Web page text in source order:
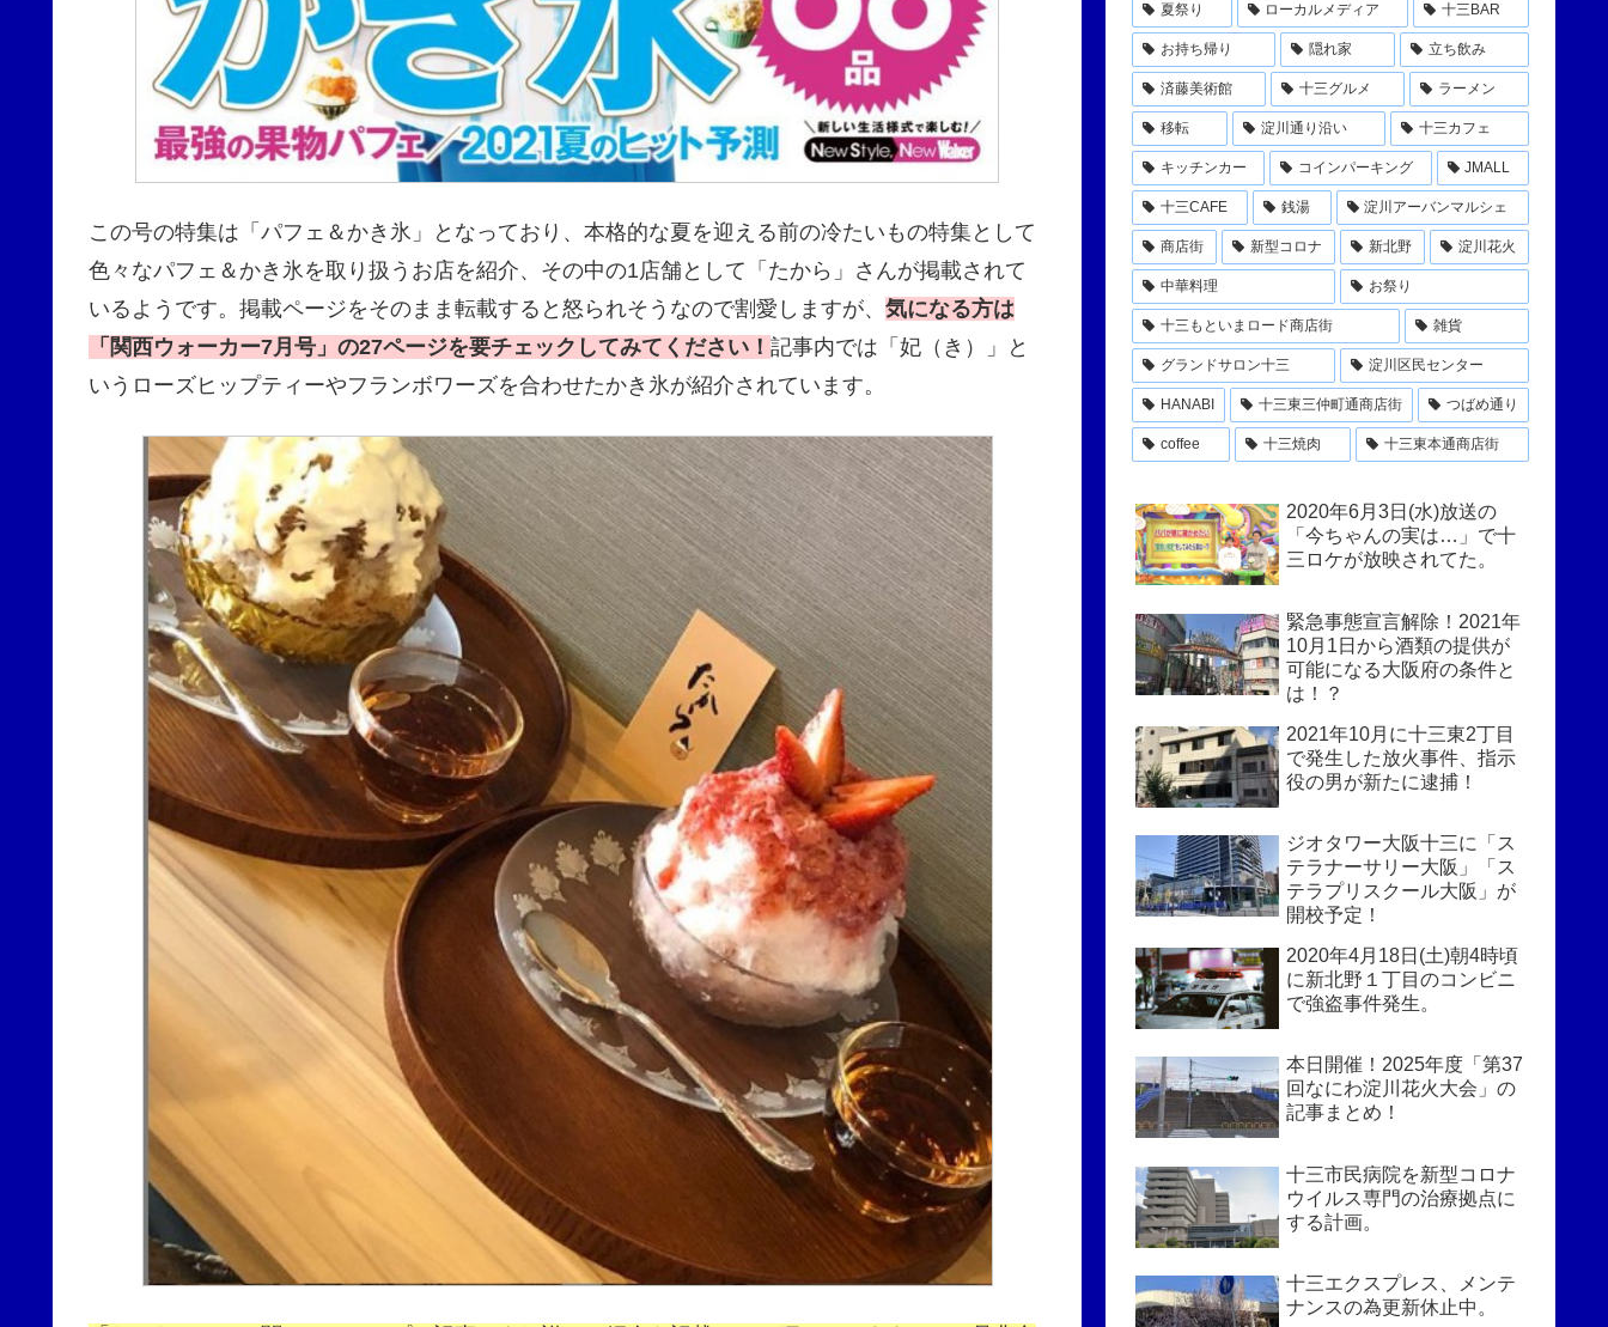
この号の特集は「パフェ＆かき氷」となっており、本格的な夏を迎える前の冷たいもの特集として
色々なパフェ＆かき氷を取り扱うお店を紹介、その中の1店舗として「たから」さんが掲載されて
いるようです。掲載ページをそのまま転載すると怒られそうなので割愛しますが、 気になる方は
「関西ウォーカー7月号」の27ページを要チェックしてみてください！ 記事内では「妃（き）」と
いうローズヒップティーやフランボワーズを合わせたかき氷が紹介されています。
夏祭り ローカルメディア 十三BAR
お持ち帰り 隠れ家 立ち飲み
済藤美術館 十三グルメ ラーメン
移転 淀川通り沿い 十三カフェ
キッチンカー コインパーキング JMALL
十三CAFE 銭湯 淀川アーバンマルシェ
商店街 新型コロナ 新北野 淀川花火
中華料理 お祭り
十三もといまロード商店街 雑貨
グランドサロン十三 淀川区民センター
HANABI 十三東三仲町通商店街 つばめ通り
coffee 十三焼肉 十三東本通商店街
2020年6月3日(水)放送の
「今ちゃんの実は…」で十
三ロケが放映されてた。
緊急事態宣言解除！2021年
10月1日から酒類の提供が
可能になる大阪府の条件と
は！？
2021年10月に十三東2丁目
で発生した放火事件、指示
役の男が新たに逮捕！
ジオタワー大阪十三に「ス
テラナーサリー大阪」「ス
テラプリスクール大阪」が
開校予定！
2020年4月18日(土)朝4時頃
に新北野１丁目のコンビニ
で強盗事件発生。
本日開催！2025年度「第37
回なにわ淀川花火大会」の
記事まとめ！
十三市民病院を新型コロナ
ウイルス専門の治療拠点に
する計画。
十三エクスプレス、メンテ
ナンスの為更新休止中。